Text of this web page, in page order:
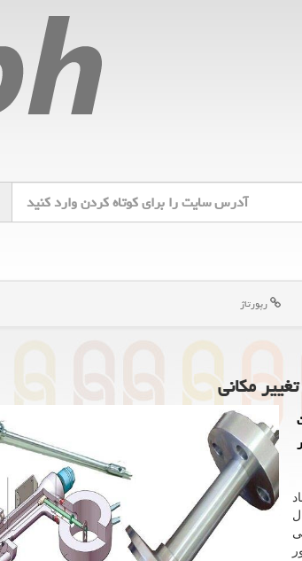
رپورتاژ
مکانی